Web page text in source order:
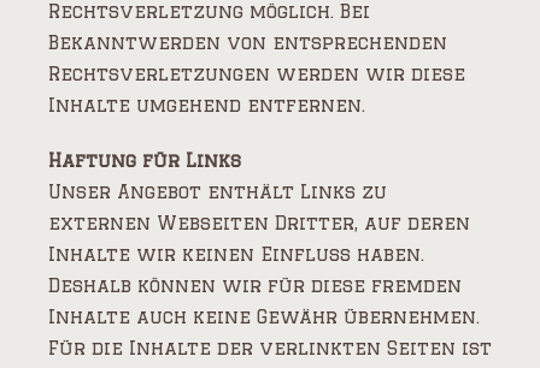
Rechtsverletzung möglich. Bei
Bekanntwerden von entsprechenden
Rechtsverletzungen werden wir diese
Inhalte umgehend entfernen.
Haftung für Links
Unser Angebot enthält Links zu
externen Webseiten Dritter, auf deren
Inhalte wir keinen Einfluss haben.
Deshalb können wir für diese fremden
Inhalte auch keine Gewähr übernehmen.
Für die Inhalte der verlinkten Seiten ist